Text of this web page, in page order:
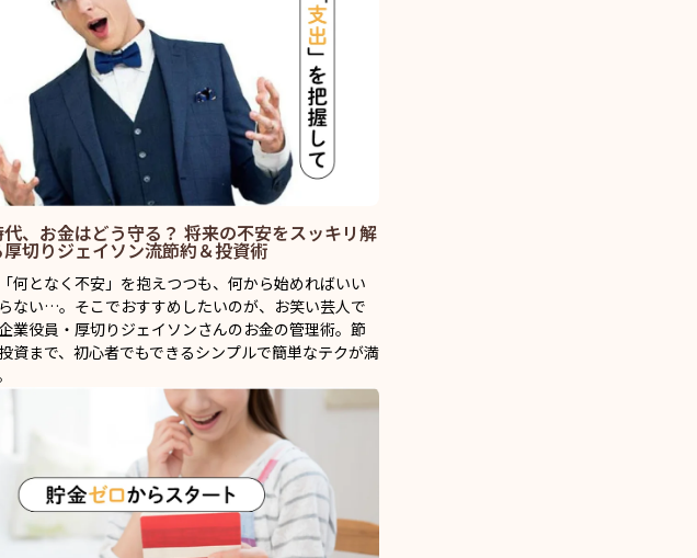
、お金はどう守る？ 将来の不安をスッキリ解
切りジェイソン流節約＆投資術
何となく不安」を抱えつつも、何から始めればいい
ない…。そこでおすすめしたいのが、お笑い芸人で
業役員・厚切りジェイソンさんのお金の管理術。節
資まで、初心者でもできるシンプルで簡単なテクが満